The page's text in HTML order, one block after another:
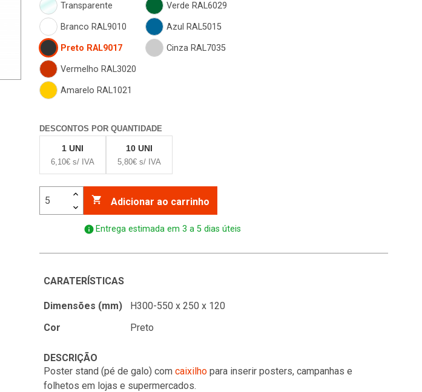
Transparente
Branco RAL9010
Preto RAL9017
Vermelho RAL3020
Amarelo RAL1021
Verde RAL6029
Azul RAL5015
Cinza RAL7035
DESCONTOS POR QUANTIDADE
1 UNI
6,10€ s/ IVA
10 UNI
5,80€ s/ IVA
 Adicionar ao carrinho
info Entrega estimada em 3 a 5 dias úteis
CARATERÍSTICAS
Dimensões (mm)
H300-550 x 250 x 120
Cor
Preto
DESCRIÇÃO
Poster stand (pé de galo) com caixilhopara inserir posters, campanhas e
folhetos em lojas e supermercados.